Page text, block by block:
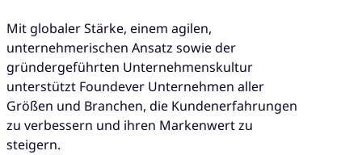
Mit globaler Stärke, einem agilen,
unternehmerischen Ansatz sowie der
gründergeführten Unternehmenskultur
unterstützt Foundever Unternehmen aller
Größen und Branchen, die Kundenerfahrungen
zu verbessern und ihren Markenwert zu
steigern.